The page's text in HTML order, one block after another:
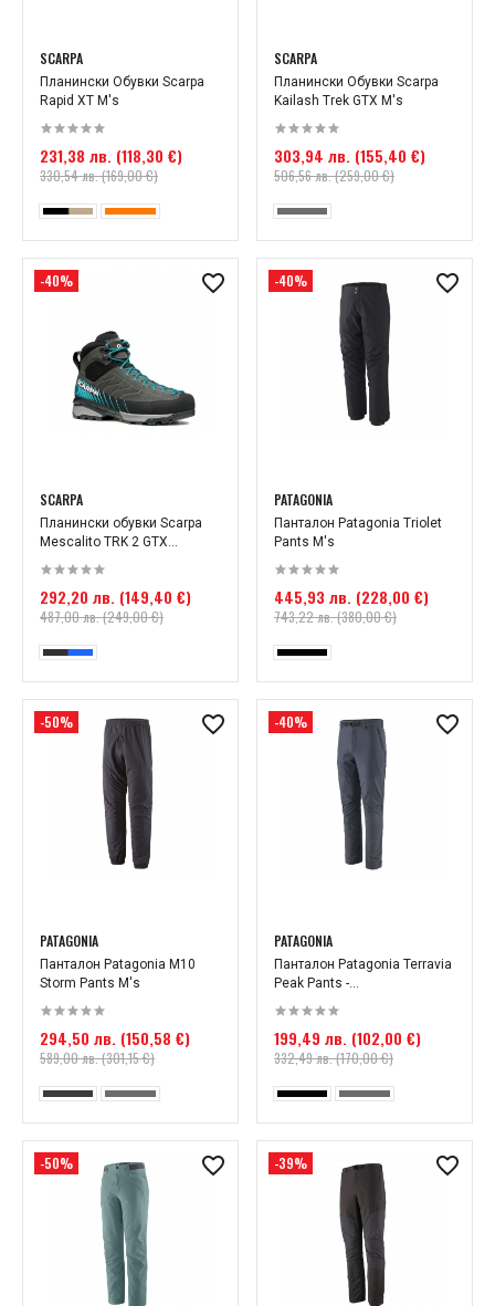
SCARPA
Планински Oбувки Scarpa
Rapid XT M's
231,38 лв. (118,30 €)
330,54 лв. (169,00 €)
SCARPA
Планински Обувки Scarpa
Kailash Trek GTX M's
303,94 лв. (155,40 €)
506,56 лв. (259,00 €)
-40%
SCARPA
Планински обувки Scarpa
Mescalito TRK 2 GTX...
292,20 лв. (149,40 €)
487,00 лв. (249,00 €)
-40%
PATAGONIA
Панталон Patagonia Triolet
Pants M's
445,93 лв. (228,00 €)
743,22 лв. (380,00 €)
-50%
PATAGONIA
Панталон Patagonia M10
Storm Pants M's
294,50 лв. (150,58 €)
589,00 лв. (301,15 €)
-40%
PATAGONIA
Панталон Patagonia Terravia
Peak Pants -...
199,49 лв. (102,00 €)
332,49 лв. (170,00 €)
-50% -39%